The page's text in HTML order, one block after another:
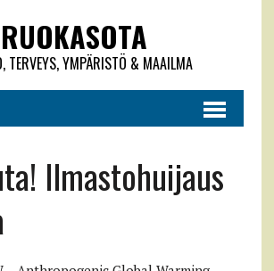
RUOKASOTA
TERVEYS, YMPÄRISTÖ & MAAILMA
Ilmastohuijaus